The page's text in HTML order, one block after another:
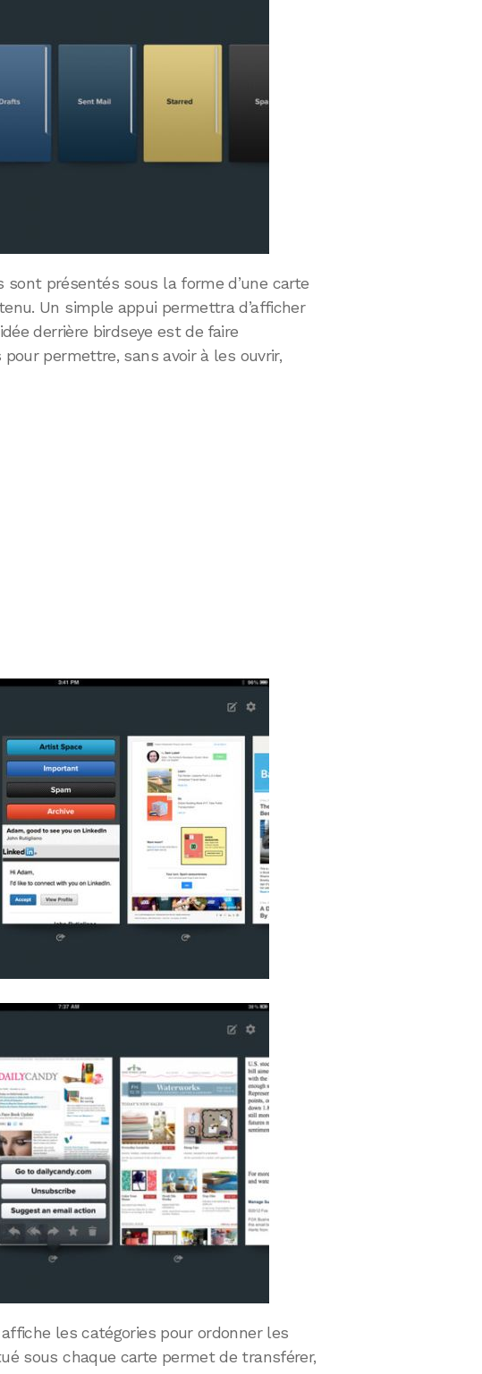
présentés sous la forme d’une carte
Un simple appui permettra d’afficher
derrière birdseye est de faire
permettre, sans avoir à les ouvrir,
les catégories pour ordonner les
sous chaque carte permet de transférer,